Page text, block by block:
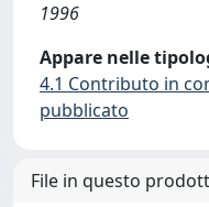
1996
Appare nelle
4.1 Contributo in
pubblicato
File in questo